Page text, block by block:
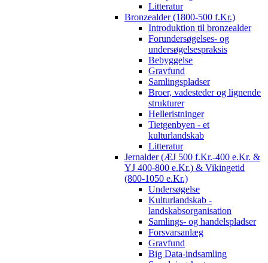
Litteratur
Bronzealder (1800-500 f.Kr.)
Introduktion til bronzealder
Forundersøgelses- og
undersøgelsespraksis
Bebyggelse
Gravfund
Samlingspladser
Broer, vadesteder og lignende
strukturer
Helleristninger
Tietgenbyen - et
kulturlandskab
Litteratur
Jernalder (ÆJ 500 f.Kr.-400 e.Kr. &
YJ 400-800 e.Kr.) & Vikingetid
(800-1050 e.Kr.)
Undersøgelse
Kulturlandskab -
landskabsorganisation
Samlings- og handelspladser
Forsvarsanlæg
Gravfund
Big Data-indsamling